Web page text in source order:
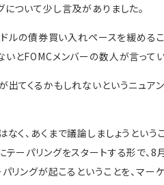
ついて少し言及がありました。
の債券買い入れペースを緩めるこ
とFOMCメンバーの数人が言ってい
てくるかもしれないというニュア
、あくまで議論しましょうという
ーパリングをスタートする形で、8
リングが起こるということを、マー